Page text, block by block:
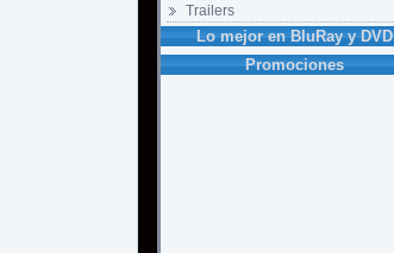
Trailers
Lo mejor en BluRay y DVD
Promociones